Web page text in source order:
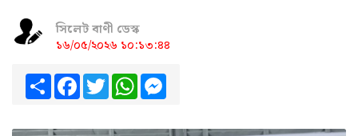
সিলেট বাণী ডেস্ক
১৬/০৫/২০২৬ ১০:১৩:৪৪
ShareFacebook
TwitterWhatsApp